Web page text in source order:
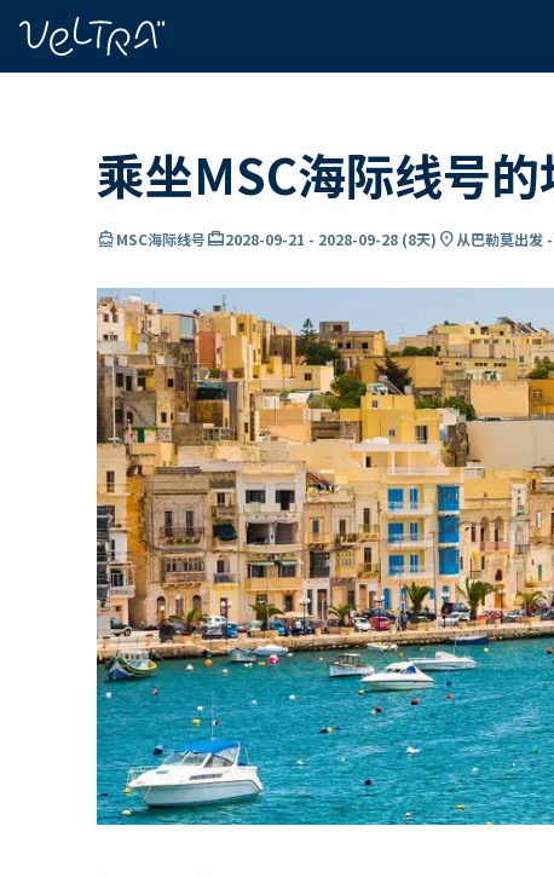
乘坐MSC海际线号
directions_boatMSC海际线号card_travel2028-09-21 - 2028-09-28 (8天) location_on从巴勒莫出发